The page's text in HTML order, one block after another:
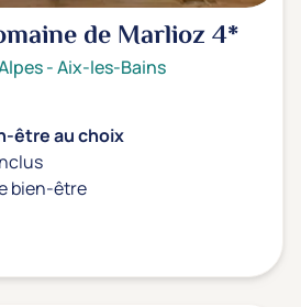
de Marlioz4*
-Aix-les-Bains
être au choix
bien-être